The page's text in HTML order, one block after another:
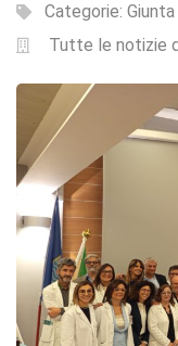
Categorie:
Tutte le notizie